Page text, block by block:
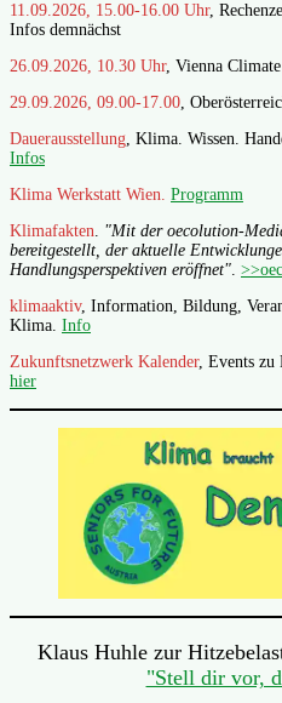
11.09.2026, 15.00-16.00 Uhr,
Infos demnächst
26.09.2026, 10.30 Uhr, Vienna
29.09.2026, 09.00-17.00,
Dauerausstellung, Klima. Wissen.
Infos
Klima Werkstatt Wien. Programm
Klimafakten. "Mit der oecolution-
bereitgestellt, der aktuelle
Handlungsperspektiven eröffnet".
klimaaktiv, Information, Bildung,
Klima. Info
Zukunftsnetzwerk Kalender, Events zu
hier
Klaus Huhle zur
"Stell dir vor,